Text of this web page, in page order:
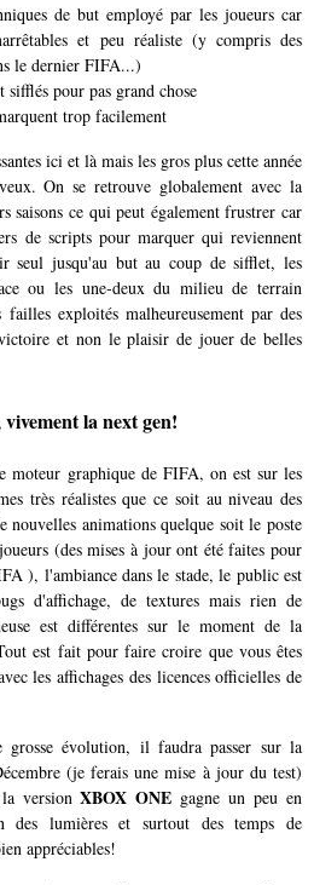
de but employé par les joueurs car
et peu réaliste (y compris des
le dernier FIFA...)
sifflés pour pas grand chose
trop facilement
ici et là mais les gros plus cette année
On se retrouve globalement avec la
saisons ce qui peut également frustrer car
de scripts pour marquer qui reviennent
seul jusqu'au but au coup de sifflet, les
ou les une-deux du milieu de terrain
exploités malheureusement par des
et non le plaisir de jouer de belles
la next gen!
moteur graphique de FIFA, on est sur les
très réalistes que ce soit au niveau des
animations quelque soit le poste
(des mises à jour ont été faites pour
), l'ambiance dans le stade, le public est
d'affichage, de textures mais rien de
est différentes sur le moment de la
est fait pour faire croire que vous êtes
les affichages des licences officielles de
évolution, il faudra passer sur la
(je ferais une mise à jour du test)
versionXBOX ONE gagne un peu en
lumières et surtout des temps de
appréciables!